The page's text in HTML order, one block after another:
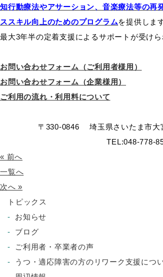
知行動療法やアサーション、音楽療法等の再
ススキル向上のためのプログラムを提供しま
最大3年半の定着支援によるサポートが受け
お問い合わせフォーム（ご利用者様用）
お問い合わせフォーム（企業様用）
ご利用の流れ・利用料について
〒330-0846 埼玉県さいたま市大
TEL:048-778-
« 前へ
一覧へ
次へ »
トピックス
お知らせ
ブログ
ご利用者・卒業者の声
うつ・適応障害の方のリワーク支援につ